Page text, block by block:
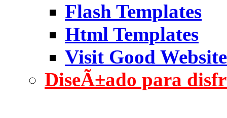
Flash Templates
Html Templates
Visit Good Website
DiseÃ±ado para